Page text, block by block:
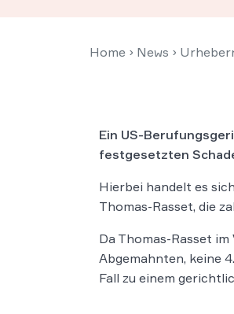
Home › News ›
Ein US-
festgesetzten
Hierbei handelt es
Thomas-Rasset, die
Da Thomas-Rasset
Abgemahnten, keine
Fall zu einem